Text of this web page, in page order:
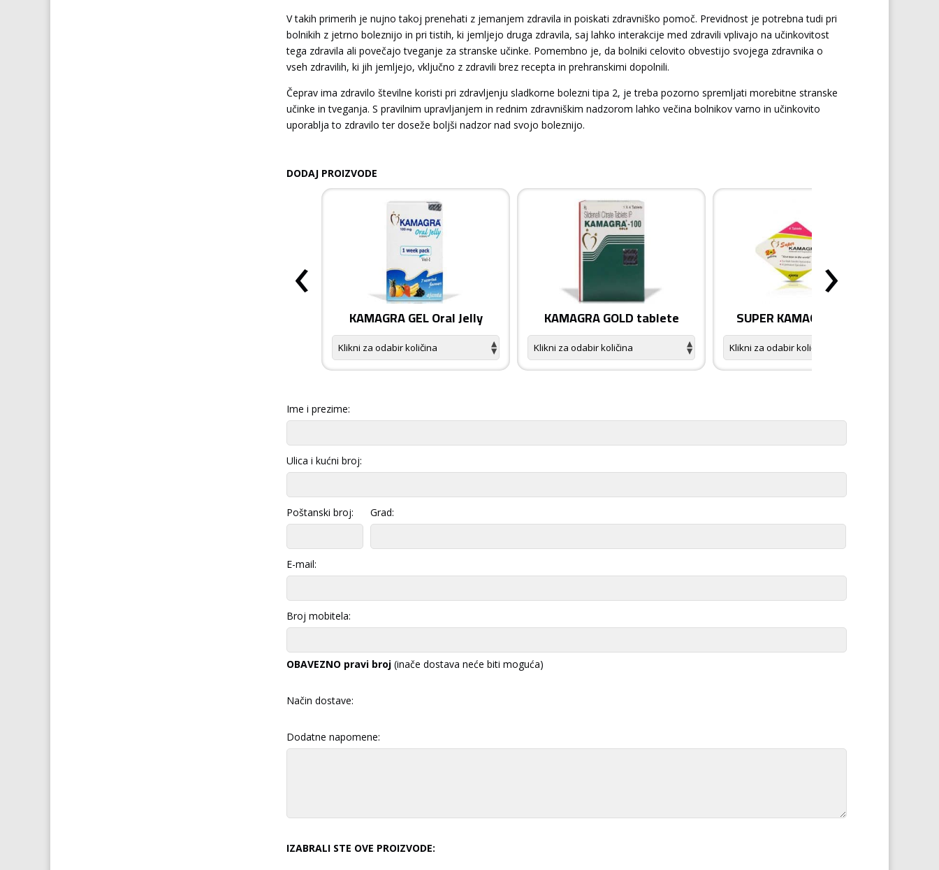
V takih primerih je nujno takoj prenehati z jemanjem zdravila in poiskati zdravniško pomoč. Previdnost je potrebna tudi pri
bolnikih z jetrno boleznijo in pri tistih, ki jemljejo druga zdravila, saj lahko interakcije med zdravili vplivajo na učinkovitost
tega zdravila ali povečajo tveganje za stranske učinke. Pomembno je, da bolniki celovito obvestijo svojega zdravnika o
vseh zdravilih, ki jih jemljejo, vključno z zdravili brez recepta in prehranskimi dopolnili.
Čeprav ima zdravilo številne koristi pri zdravljenju sladkorne bolezni tipa 2, je treba pozorno spremljati morebitne stranske
učinke in tveganja. S pravilnim upravljanjem in rednim zdravniškim nadzorom lahko večina bolnikov varno in učinkovito
uporablja to zdravilo ter doseže boljši nadzor nad svojo boleznijo.
DODAJ PROIZVODE
KAMAGRA GEL Oral Jelly KAMAGRA GOLD tablete SUPER KAMAGRA tablete
‹ ›
Ime i prezime:
Ulica i kućni broj:
Poštanski broj: Grad:
E-mail:
Broj mobitela:
OBAVEZNO pravi broj (inače dostava neće biti moguća)
Način dostave:
Dodatne napomene:
IZABRALI STE OVE PROIZVODE: